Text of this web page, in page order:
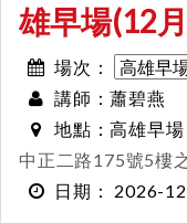
雄早場(12
場次：
講師：蕭碧燕
地點：高雄早場
中正二路175號5樓
日期： 2026-